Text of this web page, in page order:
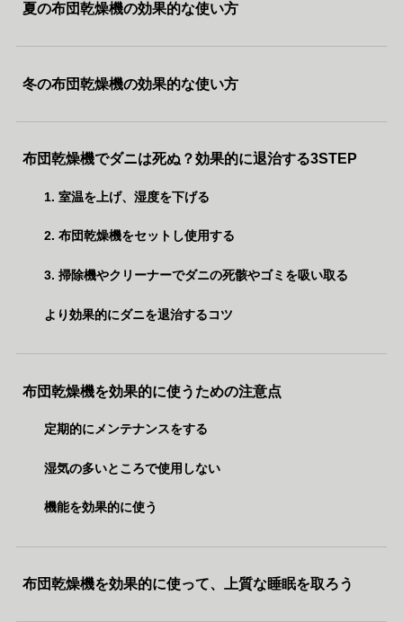
夏の布団乾燥機の効果的な使い方
冬の布団乾燥機の効果的な使い方
布団乾燥機でダニは死ぬ？効果的に退治する3STEP
1. 室温を上げ、湿度を下げる
2. 布団乾燥機をセットし使用する
3. 掃除機やクリーナーでダニの死骸やゴミを吸い取る
より効果的にダニを退治するコツ
布団乾燥機を効果的に使うための注意点
定期的にメンテナンスをする
湿気の多いところで使用しない
機能を効果的に使う
布団乾燥機を効果的に使って、上質な睡眠を取ろう